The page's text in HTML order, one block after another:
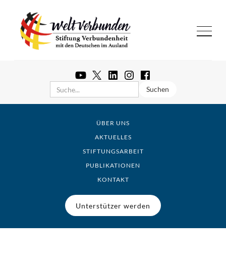
ÜBER UNS
AKTUELLES
STIFTUNGSARBEIT
PUBLIKATIONEN
KONTAKT
Unterstützer werden